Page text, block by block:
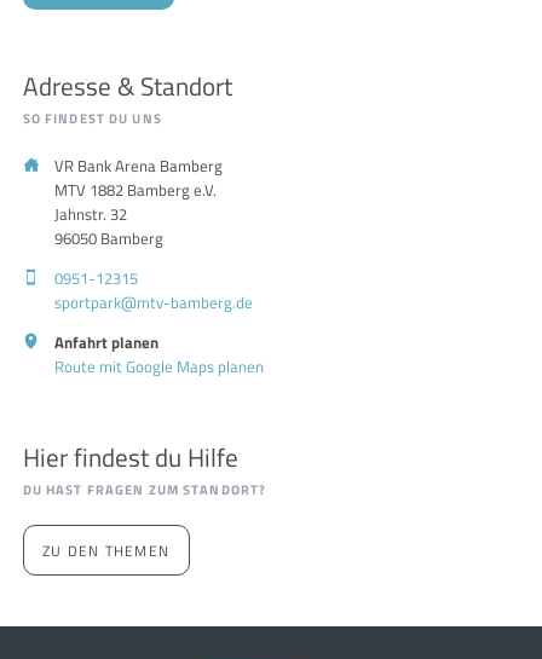
Adresse & Standort
SO FINDEST DU UNS
VR Bank Arena Bamberg
MTV 1882 Bamberg e.V.
Jahnstr. 32
96050 Bamberg
0951-12315
sportpark@mtv-bamberg.de
Anfahrt planen
Route mit Google Maps planen
Hier findest du Hilfe
DU HAST FRAGEN ZUM STANDORT?
ZU DEN THEMEN